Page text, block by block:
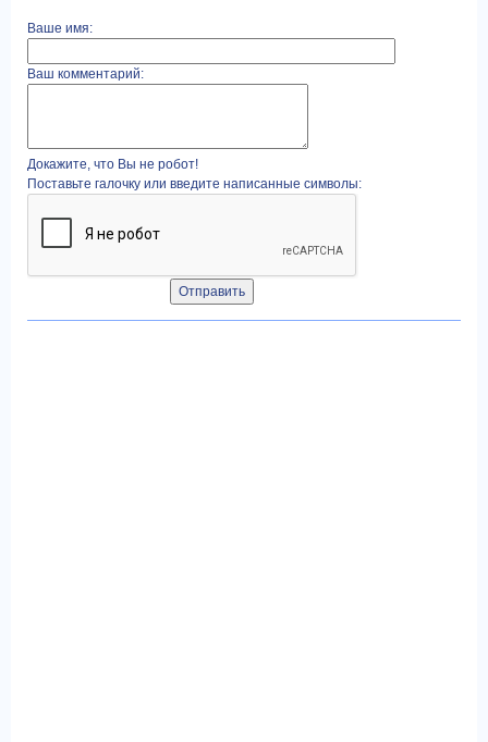
Ваше имя:
Ваш комментарий:
Докажите, что Вы не робот!
Поставьте галочку или введите написанные символы: